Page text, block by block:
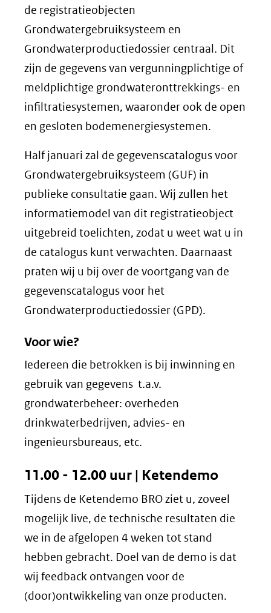
de registratieobjecten
Grondwatergebruiksysteem en
Grondwaterproductiedossier centraal. Dit
zijn de gegevens van vergunningplichtige of
meldplichtige grondwateronttrekkings- en
infiltratiesystemen, waaronder ook de open
en gesloten bodemenergiesystemen.
Half januari zal de gegevenscatalogus voor
Grondwatergebruiksysteem (GUF) in
publieke consultatie gaan. Wij zullen het
informatiemodel van dit registratieobject
uitgebreid toelichten, zodat u weet wat u in
de catalogus kunt verwachten. Daarnaast
praten wij u bij over de voortgang van de
gegevenscatalogus voor het
Grondwaterproductiedossier (GPD).
Voor wie?
Iedereen die betrokken is bij inwinning en
gebruik van gegevens t.a.v.
grondwaterbeheer: overheden
drinkwaterbedrijven, advies- en
ingenieursbureaus, etc.
11.00 - 12.00 uur | Ketendemo
Tijdens de Ketendemo BRO ziet u, zoveel
mogelijk live, de technische resultaten die
we in de afgelopen 4 weken tot stand
hebben gebracht. Doel van de demo is dat
wij feedback ontvangen voor de
(door)ontwikkeling van onze producten.